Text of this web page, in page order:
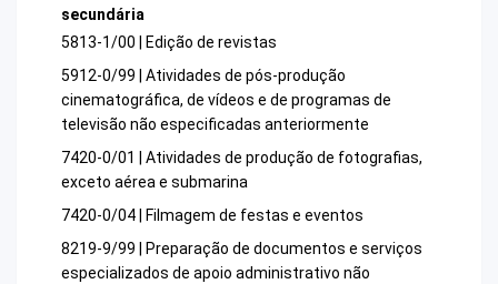
secundária
5813-1/00 | Edição de revistas
5912-0/99 | Atividades de pós-produção
cinematográfica, de vídeos e de programas de
televisão não especificadas anteriormente
7420-0/01 | Atividades de produção de fotografias,
exceto aérea e submarina
7420-0/04 | Filmagem de festas e eventos
8219-9/99 | Preparação de documentos e serviços
especializados de apoio administrativo não